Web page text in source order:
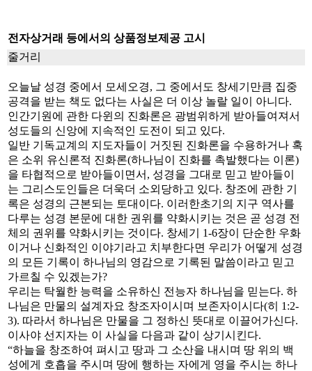
전자상거래 등에서의 상품정보제공 고시
줄거리
오늘날 성경 중에서 모세오경, 그 중에서도 창세기만큼 집중
공격을 받는 책도 없다는 사실은 더 이상 놀랄 일이 아니다.
인간기원에 관한 다윈의 진화론은 광범위하게 받아들여져서
성도들의 신앙에 지속적인 도전이 되고 있다.
일반 기독교계의 지도자들이 거짓된 진화론을 수용하거나 혹
은 소위 유신론적 진화론(하나님이 진화를 촉발했다는 이론)
을 타협적으로 받아들이면서, 성경을 그대로 믿고 받아들이
는 그리스도인들은 더욱더 소외당하고 있다. 창조에 관한 기
록은 성경의 근본되는 토대이다. 이러한초기의 지구 역사를
다루는 성경 본문에 대한 권위를 약화시키는 것은 곧 성경 전
체의 권위를 약화시키는 것이다. 창세기 1-6장이 단순한 우화
이거나 신화적인 이야기라고 치부한다면 우리가 어떻게 성경
의 모든 기록이 하나님의 영감으로 기록된 말씀이라고 믿고
가르칠 수 있겠는가?
우리는 탁월한 능력을 소유하신 전능자 하나님을 믿는다. 하
나님은 만물의 설계자요 창조자이시며 보존자이시다(히 1:2-
3). 따라서 하나님은 만물을 그 정하신 뜻대로 이끌어가신다.
이사야 선지자는 이 사실을 다음과 같이 상기시킨다.
“하늘을 창조하여 펴시고 땅과 그 소산을 내시며 땅 위의 백
성에게 호흡을 주시며 땅에 행하는 자에게 영을 주시는 하나